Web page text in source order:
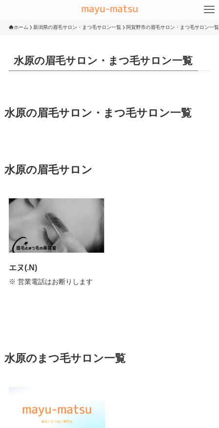
ホーム 新潟県の眉毛サロン・まつ毛サロン一覧 阿賀野市の眉毛サロン・まつ毛サロン一覧
水原の眉毛サロン・まつ毛サロン一覧
水原の眉毛サロン・まつ毛サロン一覧
水原の眉毛サロン
エヌ(.N)
※ 営業電話はお断りします
水原のまつ毛サロン一覧